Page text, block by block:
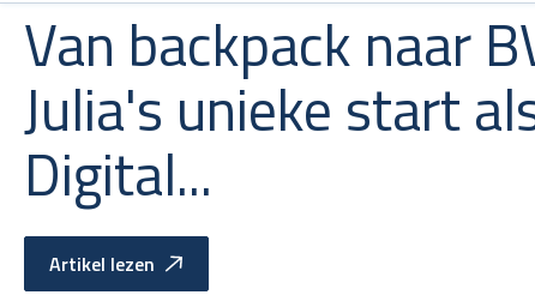
Van backpack naar
Julia's unieke start
Digital...
Artikel lezen